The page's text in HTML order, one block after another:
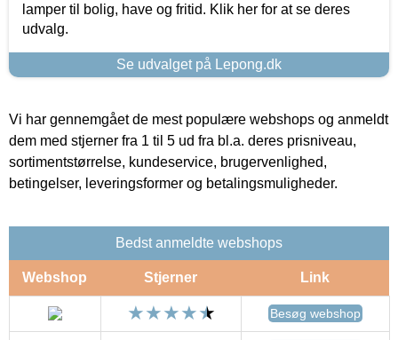
lamper til bolig, have og fritid. Klik her for at se deres
udvalg.
Se udvalget på Lepong.dk
Vi har gennemgået de mest populære webshops og anmeldt
dem med stjerner fra 1 til 5 ud fra bl.a. deres prisniveau,
sortimentstørrelse, kundeservice, brugervenlighed,
betingelser, leveringsformer og betalingsmuligheder.
Bedst anmeldte webshops
Webshop Stjerner Link
Besøg webshop